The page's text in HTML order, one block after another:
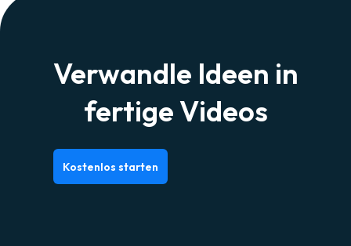
Verwandle Ideen in
fertige Videos
Kostenlos starten